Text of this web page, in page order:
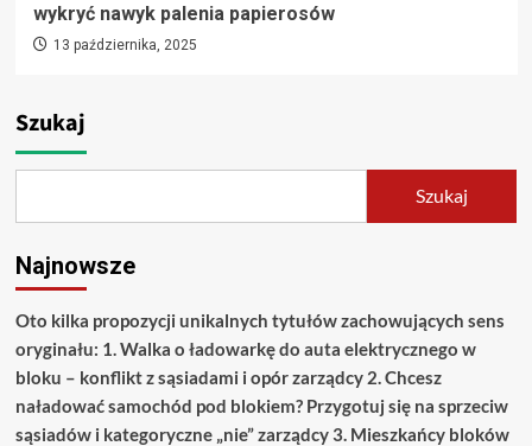
wykryć nawyk palenia papierosów
13 października, 2025
Szukaj
Szukaj
Najnowsze
Oto kilka propozycji unikalnych tytułów zachowujących sens
oryginału: 1. Walka o ładowarkę do auta elektrycznego w
bloku – konflikt z sąsiadami i opór zarządcy 2. Chcesz
naładować samochód pod blokiem? Przygotuj się na sprzeciw
sąsiadów i kategoryczne „nie” zarządcy 3. Mieszkańcy bloków